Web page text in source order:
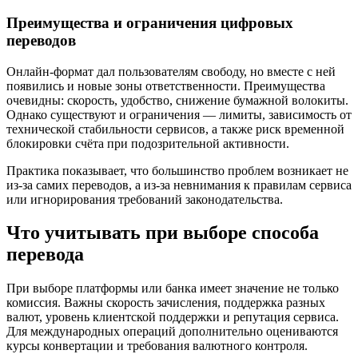
Преимущества и ограничения цифровых
переводов
Онлайн-формат дал пользователям свободу, но вместе с ней
появились и новые зоны ответственности. Преимущества
очевидны: скорость, удобство, снижение бумажной волокиты.
Однако существуют и ограничения — лимиты, зависимость от
технической стабильности сервисов, а также риск временной
блокировки счёта при подозрительной активности.
Практика показывает, что большинство проблем возникает не
из-за самих переводов, а из-за невнимания к правилам сервиса
или игнорирования требований законодательства.
Что учитывать при выборе способа
перевода
При выборе платформы или банка имеет значение не только
комиссия. Важны скорость зачисления, поддержка разных
валют, уровень клиентской поддержки и репутация сервиса.
Для международных операций дополнительно оцениваются
курсы конвертации и требования валютного контроля.